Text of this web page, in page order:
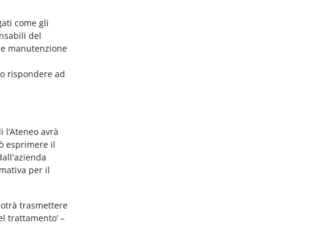
come gli
del
manutenzione
rispondere ad
avrà
esprimere il
per il
trasmettere
trattamento’ –